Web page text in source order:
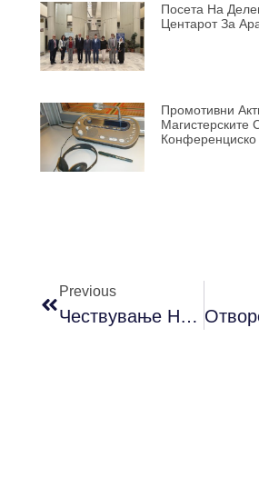
Посета На
Центарот За
Промотивни
Магистерските
Конференциско
Previous
Чествување На Григор Прличев